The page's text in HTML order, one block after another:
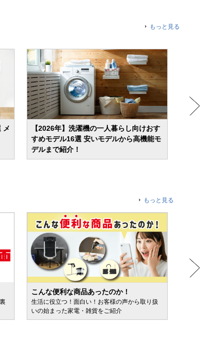
もっと見る
メ
【2026年】洗濯機の一人暮らし向けおす
すめモデル16選 安いモデルから高機能モ
デルまで紹介！
もっと見る
こんな便利な商品あったのか！
生活に役立つ！面白い！お客様の声から取り扱
いの始まった家電・雑貨をご紹介